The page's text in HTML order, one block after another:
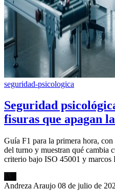
seguridad-psicologica
Seguridad
fisuras que apagan
Guía F1 para la primera hora,
del turno y muestran qué cambia
criterio bajo ISO 45001 y marcos
Andreza Araujo 08 de julio de